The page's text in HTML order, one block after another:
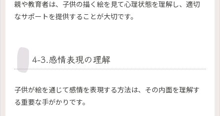
親や教育者は、子供の描く絵を見て心理状態を理解し、適切
なサポートを提供することが大切です。
4-3.感情表現の理解
子供が絵を通じて感情を表現する方法は、その内面を理解す
る重要な手がかりです。